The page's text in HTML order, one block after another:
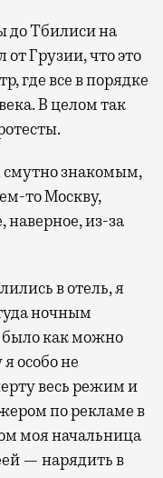
до Тбилиси на
Грузии, что это
где все в порядке
В целом так
смутно знакомым,
то Москву,
из-за
в отель, я
ночным
как можно
особо не
весь режим и
по рекламе в
моя начальница
— нарядить в